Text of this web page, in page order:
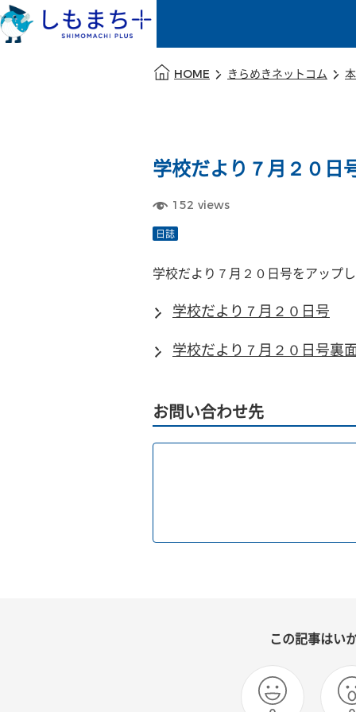
HOME きらめきネットコム
学校だより７月２０日
152 views
日誌
学校だより７月２０日号をアップ
学校だより７月２０日号
学校だより７月２０日号裏
お問い合わせ先
この記事はい